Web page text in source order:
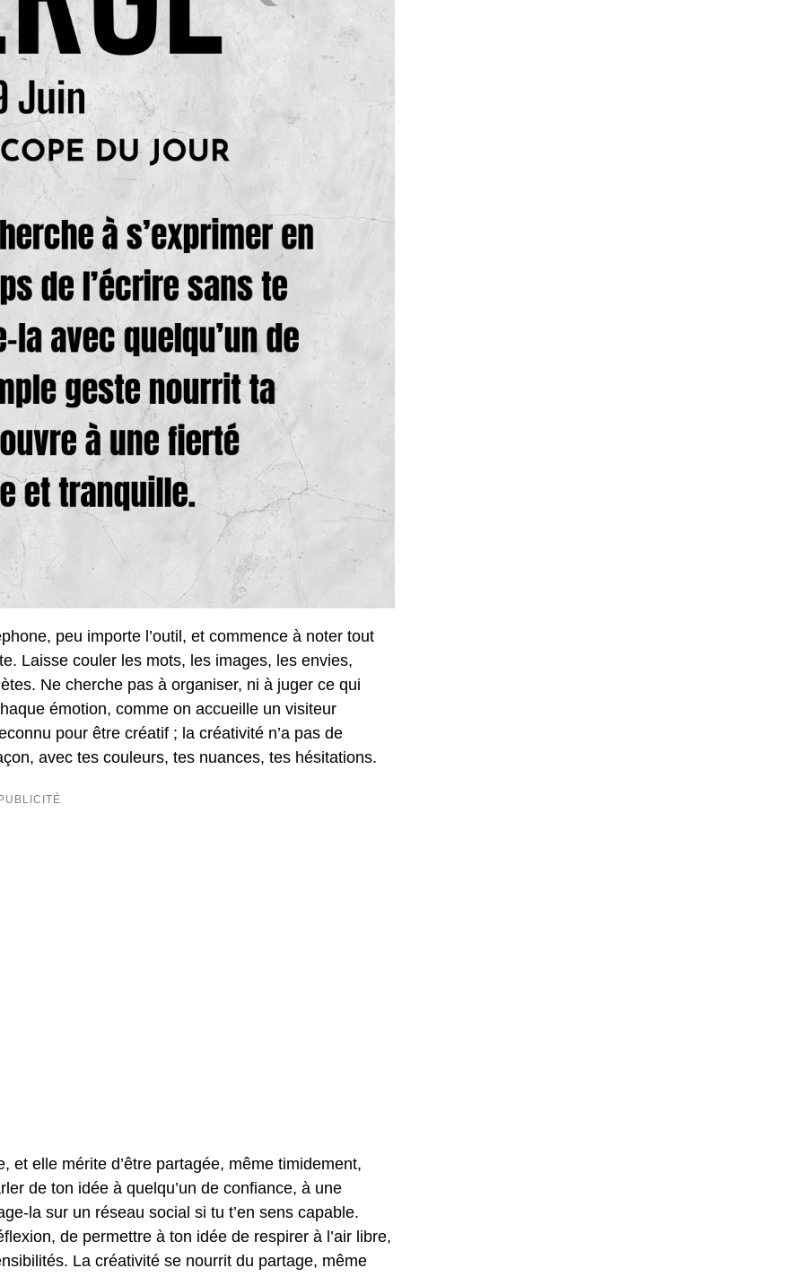
peu importe l’outil, et commence à noter tout
Laisse couler les mots, les images, les envies,
Ne cherche pas à organiser, ni à juger ce qui
émotion, comme on accueille un visiteur
pour être créatif ; la créativité n’a pas de
avec tes couleurs, tes nuances, tes hésitations.
et elle mérite d’être partagée, même timidement,
de ton idée à quelqu’un de confiance, à une
la sur un réseau social si tu t’en sens capable.
de permettre à ton idée de respirer à l’air libre,
La créativité se nourrit du partage, même